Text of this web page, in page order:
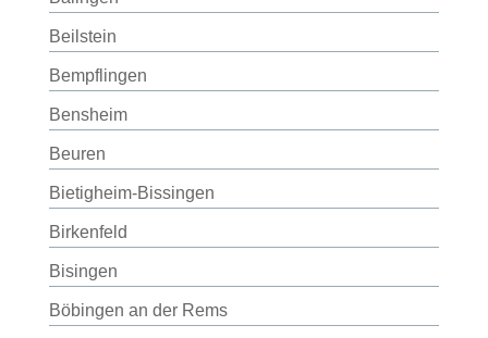
Beilstein
Bempflingen
Bensheim
Beuren
Bietigheim-Bissingen
Birkenfeld
Bisingen
Böbingen an der Rems